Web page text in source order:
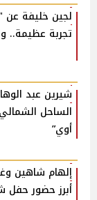
لجين خليفة عن
تجربة عظيمة..
شيرين عبد
الساحل
أوي”
إلهام شاهين
أبرز حضور حفل